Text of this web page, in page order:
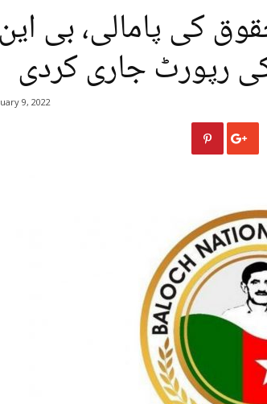
کی پامالی، بی این
رپورٹ جاری کردی
9, 2022